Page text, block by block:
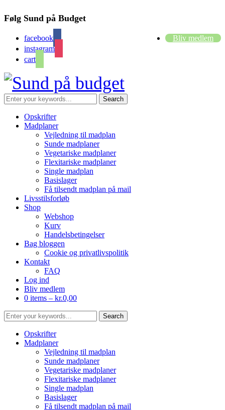
Følg Sund på Budget
facebook
instagram
cart
Bliv medlem
Opskrifter
Madplaner
Vejledning til madplan
Sunde madplaner
Vegetariske madplaner
Flexitariske madplaner
Single madplan
Basislager
Få tilsendt madplan på mail
Livsstilsforløb
Shop
Webshop
Kurv
Handelsbetingelser
Bag bloggen
Cookie og privatlivspolitik
Kontakt
FAQ
Log ind
Bliv medlem
0 items – kr.0,00
Opskrifter
Madplaner
Vejledning til madplan
Sunde madplaner
Vegetariske madplaner
Flexitariske madplaner
Single madplan
Basislager
Få tilsendt madplan på mail